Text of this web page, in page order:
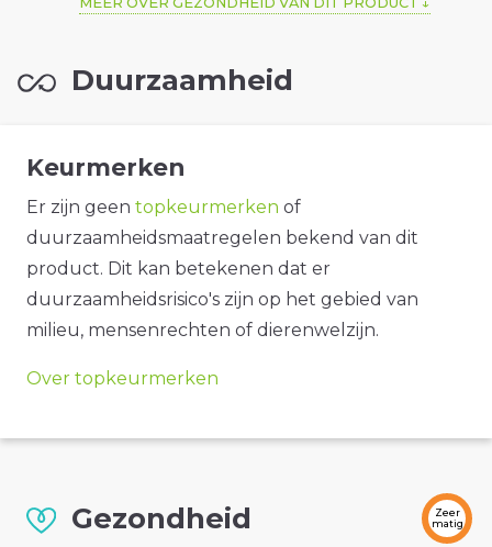
Duurzaamheid
Keurmerken
Er zijn geen topkeurmerken of
duurzaamheidsmaatregelen bekend van dit
product. Dit kan betekenen dat er
duurzaamheidsrisico's zijn op het gebied van
milieu, mensenrechten of dierenwelzijn.
Over topkeurmerken
Gezondheid
Zeer
matig